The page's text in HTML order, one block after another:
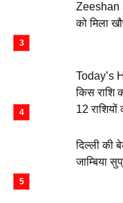
Zeeshan
को मिला
Today’s
किस राशि
12
दिल्ली की
जाम्बिया